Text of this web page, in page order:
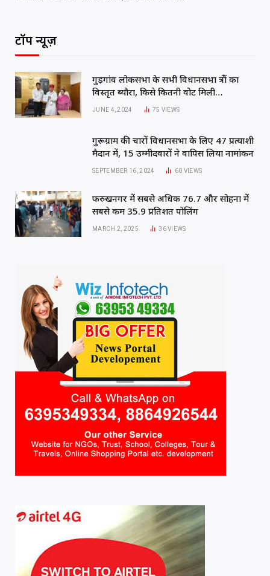
टॉप न्यूज़
गुड़गांव लोकसभा के सभी विधानसभा क्षेत्रों का
विस्तृत ब्यौरा, किसे कितनी वोट मिली…
JUNE 4, 2024 75 VIEWS
गुरूग्राम की चारों विधानसभा के लिए 47 प्रत्याशी
मैदान में, 15 उम्मीदवारों ने वापिस लिया नामांकन
SEPTEMBER 16, 2024 60 VIEWS
फरुखनगर में सबसे अधिक 76.7 और सोहना में
सबसे कम 35.9 प्रतिशत पोलिंग
MARCH 2, 2025 36VIEWS